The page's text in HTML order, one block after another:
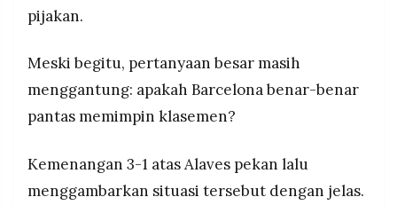
pijakan.
Meski begitu, pertanyaan besar masih
menggantung: apakah Barcelona benar-benar
pantas memimpin klasemen?
Kemenangan 3-1 atas Alaves pekan lalu
menggambarkan situasi tersebut dengan jelas.